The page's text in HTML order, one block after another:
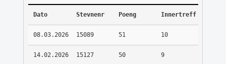
Dato Stevnenr Poeng Innertreff
08.03.2026 15089 51 10
14.02.2026 15127 50 9